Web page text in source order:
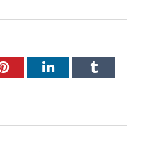
PinterestLinkedInTumblr